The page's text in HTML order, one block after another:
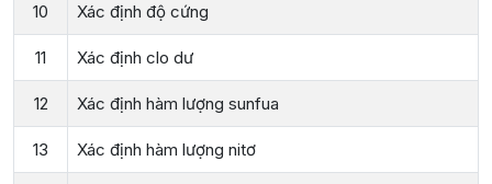
10 Xác định độ cứng
11 Xác định clo dư
12 Xác định hàm lượng sunfua
13 Xác định hàm lượng nitơ